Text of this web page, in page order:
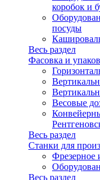
коробок и
посуды
Весь раздел
Фасовка и
Весовые
Весь раздел
Станки для
Фрезерное
Весь раздел